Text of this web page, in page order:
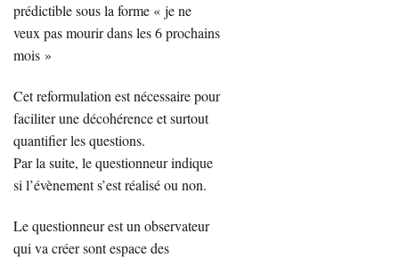
prédictible sous la forme « je ne
veux pas mourir dans les 6 prochains
mois »
Cet reformulation est nécessaire pour
faciliter une décohérence et surtout
quantifier les questions.
Par la suite, le questionneur indique
si l’évènement s’est réalisé ou non.
Le questionneur est un observateur
qui va créer sont espace des